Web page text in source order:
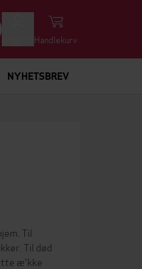
Handlekurv
NYHETSBREV
Til
Til død
æ'kke